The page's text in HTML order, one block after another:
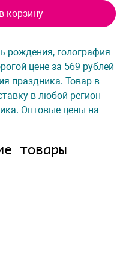
корзину
рождения, голография
цене за 569 рублей
праздника. Товар в
в любой регион
Оптовые цены на
товары